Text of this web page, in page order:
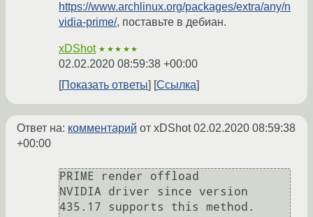
https://www.archlinux.org/packages/extra/any/n
vidia-prime/, поставьте в дебиан.
xDShot ★★★★★
02.02.2020 08:59:38 +00:00
Показать ответы
Ссылка
Ответ на: комментарий от xDShot02.02.2020 08:59:38
+00:00
PRIME render offload
NVIDIA driver since version
435.17 supports this method.